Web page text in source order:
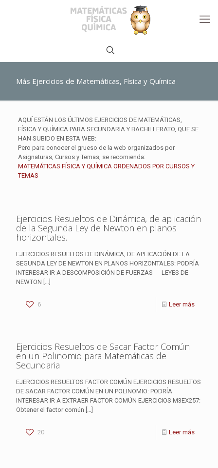
Más Ejercicios de Matemáticas, Física y Química
AQUÍ ESTÁN LOS ÚLTIMOS EJERCICIOS DE MATEMÁTICAS,
FÍSICA Y QUÍMICA PARA SECUNDARIA Y BACHILLERATO, QUE SE
HAN SUBIDO EN ESTA WEB:
Pero para conocer el grueso de la web organizados por
Asignaturas, Cursos y Temas, se recomienda:
MATEMÁTICAS FÍSICA Y QUÍMICA ORDENADOS POR CURSOS Y
TEMAS
Ejercicios Resueltos de Dinámica, de aplicación
de la Segunda Ley de Newton en planos
horizontales.
EJERCICIOS RESUELTOS DE DINÁMICA, DE APLICACIÓN DE LA
SEGUNDA LEY DE NEWTON EN PLANOS HORIZONTALES: PODRÍA
INTERESAR IR A DESCOMPOSICIÓN DE FUERZAS LEYES DE
NEWTON […]
6 Leer más
Ejercicios Resueltos de Sacar Factor Común
en un Polinomio para Matemáticas de
Secundaria
EJERCICIOS RESUELTOS FACTOR COMÚN EJERCICIOS RESUELTOS
DE SACAR FACTOR COMÚN EN UN POLINOMIO: PODRÍA
INTERESAR IR A EXTRAER FACTOR COMÚN EJERCICIOS M3EX257:
Obtener el factor común […]
20 Leer más